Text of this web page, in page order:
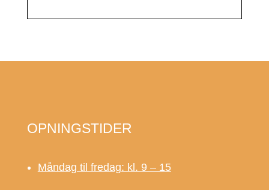
OPNINGSTIDER
Måndag til fredag: kl. 9 – 15